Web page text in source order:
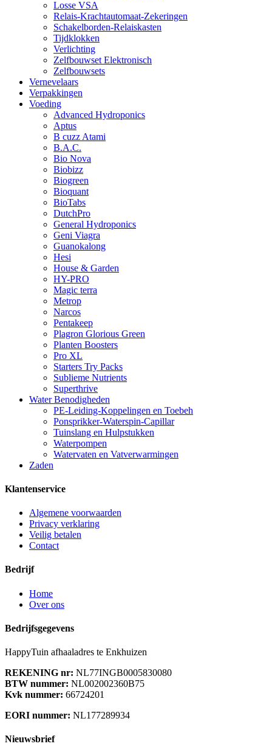
Losse VSA
Relais-Krachtautomaat-Zekeringen
Schakelborden-Relaiskasten
Tijdklokken
Verlichting
Zelfbouwset Elektronisch
Zelfbouwsets
Vernevelaars
Verpakkingen
Voeding
Advanced Hydroponics
Aptus
B cuzz Atami
B.A.C.
Bio Nova
Biobizz
Biogreen
Bioquant
BioTabs
DutchPro
General Hydroponics
Geni Viagra
Guanokalong
Hesi
House & Garden
HY-PRO
Magic terra
Metrop
Narcos
Pentakeep
Plagron Glorious Green
Planten Boosters
Pro XL
Starters Try Packs
Sublieme Nutrients
Superthrive
Water Benodigheden
PE-Leiding-Koppelingen en Toebeh
Ponsprikker-Waterspin-Capillar
Tuinslang en Hulpstukken
Waterpompen
Watervaten en Vatverwarmingen
Zaden
Klantenservice
Algemene voorwaarden
Privacy verklaring
Veilig betalen
Contact
Bedrijf
Home
Over ons
Bedrijfsgegevens
HappyTuin afhaaladres te Enkhuizen
REKENING nr: NL77INGB0005830080
BTW nummer: NL002002360B75
Kvk nummer: 66724201
EORI nummer: NL177289934
Nieuwsbrief